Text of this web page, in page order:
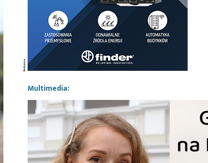
Multimedia: